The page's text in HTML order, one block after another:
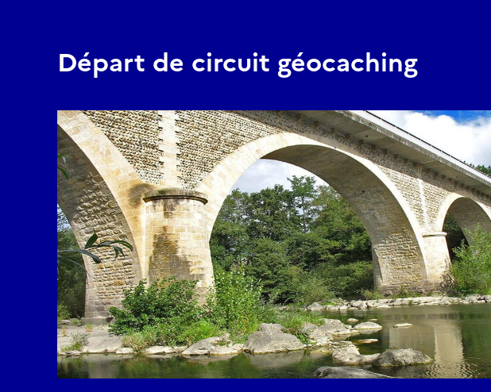
Départ de circuit géocaching